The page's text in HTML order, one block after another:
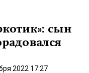
сын
2022 17:27